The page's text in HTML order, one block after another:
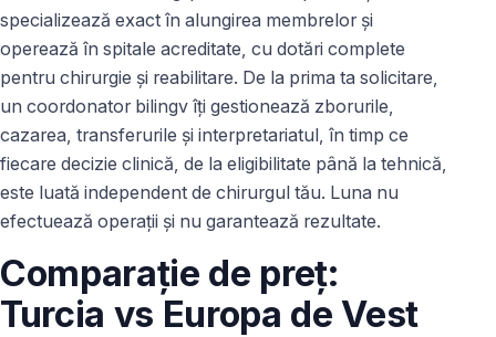
specializează exact în alungirea membrelor și
operează în spitale acreditate, cu dotări complete
pentru chirurgie și reabilitare. De la prima ta solicitare,
un coordonator bilingv îți gestionează zborurile,
cazarea, transferurile și interpretariatul, în timp ce
fiecare decizie clinică, de la eligibilitate până la tehnică,
este luată independent de chirurgul tău. Luna nu
efectuează operații și nu garantează rezultate.
Comparație de preț:
Turcia vs Europa de Vest